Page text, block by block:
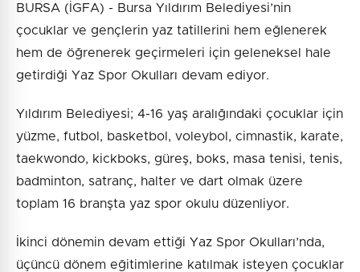
BURSA (İGFA) - Bursa Yıldırım Belediyesi’nin
çocuklar ve gençlerin yaz tatillerini hem eğlenerek
hem de öğrenerek geçirmeleri için geleneksel hale
getirdiği Yaz Spor Okulları devam ediyor.
Yıldırım Belediyesi; 4-16 yaş aralığındaki çocuklar için
yüzme, futbol, basketbol, voleybol, cimnastik, karate,
taekwondo, kickboks, güreş, boks, masa tenisi, tenis,
badminton, satranç, halter ve dart olmak üzere
toplam 16 branşta yaz spor okulu düzenliyor.
İkinci dönemin devam ettiği Yaz Spor Okulları’nda,
üçüncü dönem eğitimlerine katılmak isteyen çocuklar